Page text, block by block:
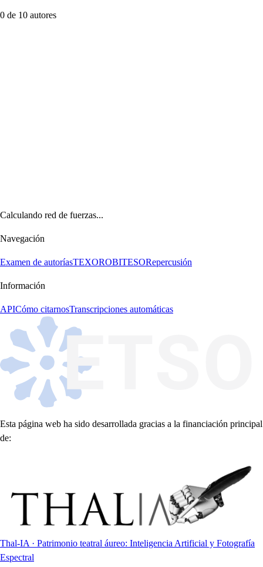
0 de 10 autores
Calculando red de fuerzas...
Navegación
Examen de autoríasTEXOROBITESORepercusión
Información
APICómo citarnosTranscripciones automáticas
Esta página web ha sido desarrollada gracias a la financiación principal
de:
Thal-IA · Patrimonio teatral áureo: Inteligencia Artificial y Fotografía
Espectral